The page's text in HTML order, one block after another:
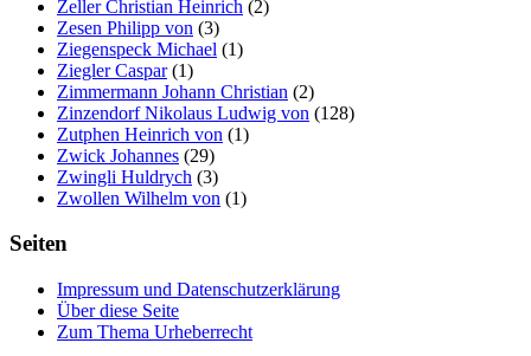
Zeller Christian Heinrich (2)
Zesen Philipp von (3)
Ziegenspeck Michael (1)
Ziegler Caspar(1)
Zimmermann Johann Christian (2)
Zinzendorf Nikolaus Ludwig von (128)
Zutphen Heinrich von (1)
Zwick Johannes (29)
Zwingli Huldrych (3)
Zwollen Wilhelm von (1)
Seiten
Impressum und Datenschutzerklärung
Über diese Seite
Zum Thema Urheberrecht